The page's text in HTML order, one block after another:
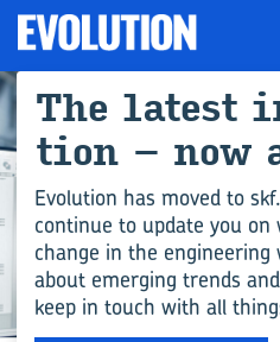
COMPÉTENCES EN INGÉNIERIE
The la­test
tion – now
Evolution has moved to
continue to update you
change in the
about emerging trends
keep in touch with all